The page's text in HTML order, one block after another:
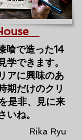
喰で造った14
学できます。
アに興味のあ
期だけのクリ
是非、見に来
いね。
​Rika Ryu